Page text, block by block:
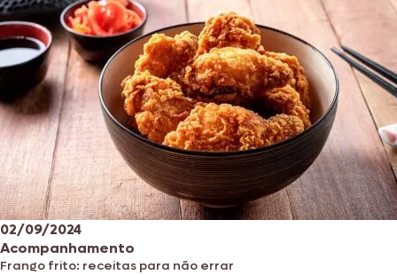
02/09/2024
Acompanhamento
Frango frito: receitas para não errar